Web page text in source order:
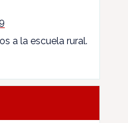
a la escuela rural.